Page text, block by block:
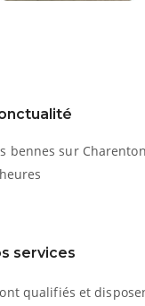
bennes sur
services
qualifiés et